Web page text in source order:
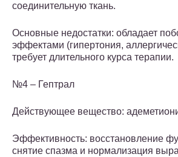
соединительную ткань.
Основные недостатки: обладает
эффектами (гипертония,
требует длительного курса терапии.
№4 – Гептрал
Действующее вещество:
Эффективность: восстановление
снятие спазма и нормализация